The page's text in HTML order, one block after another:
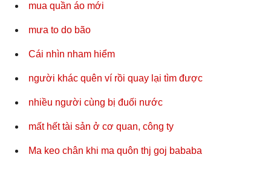
mua quần áo mới
mưa to do bão
Cái nhìn nham hiểm
người khác quên ví rồi quay lại tìm được
nhiều người cùng bị đuối nước
mất hết tài sản ở cơ quan, công ty
Ma keo chân khi ma quôn thj goj bababa